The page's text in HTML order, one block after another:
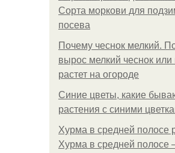
Сорта моркови для
посева
Почему чеснок мелкий.
вырос мелкий чеснок или
растет на огороде
Синие цветы, какие
растения с синими
Хурма в средней полосе
Хурма в средней полосе